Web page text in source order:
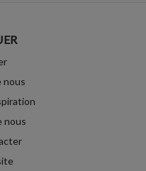
nous
nous